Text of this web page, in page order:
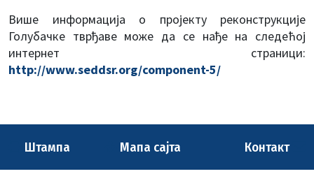
Више информација о пројекту реконструкције
Голубачке тврђаве може да се нађе на следећој
интернет страници:
http://www.seddsr.org/component-5/
Штампа Мапа сајта Контакт